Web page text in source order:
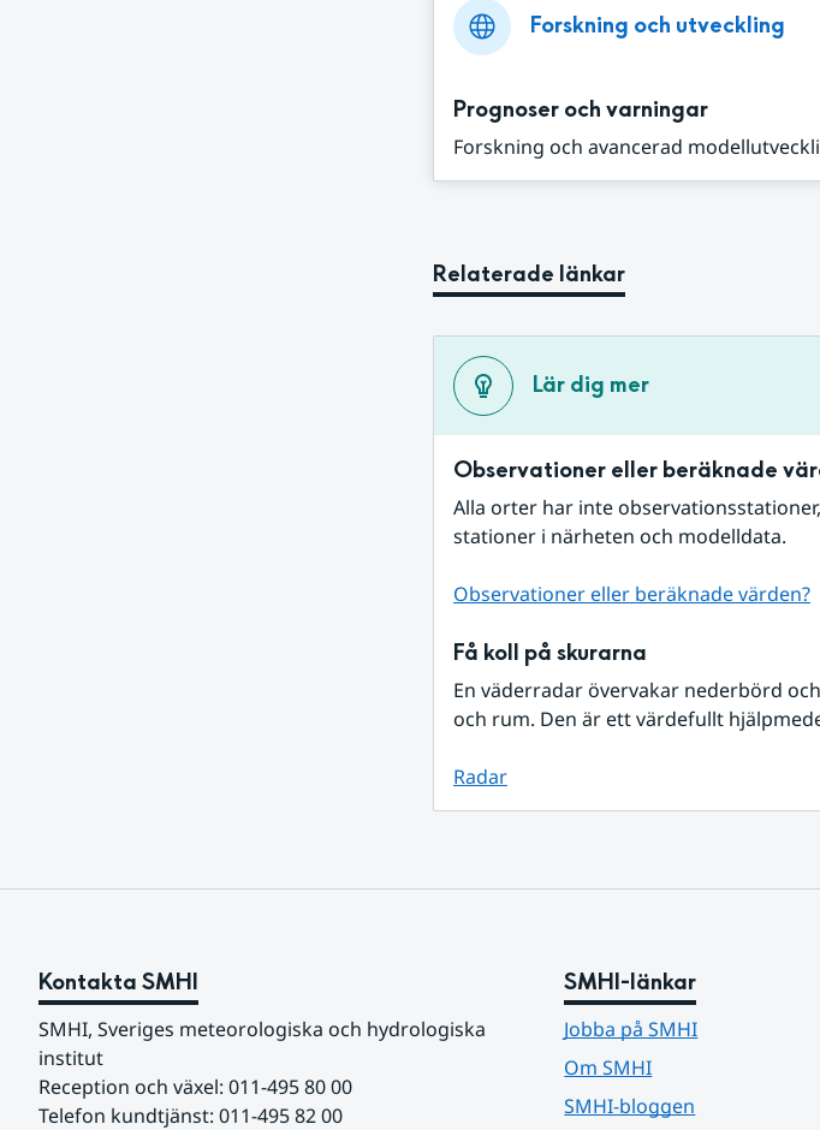
Forskning och utveckling
Prognoser och varningar
Forskning och avancerad
Relaterade länkar
Lär dig mer
Observationer eller beräknade
Alla orter har inte
stationer i närheten och modelldata.
Observationer eller beräknade värden?
Få koll på skurarna
En väderradar övervakar nederbörd
och rum. Den är ett värdefullt
Radar
Kontakta SMHI
SMHI, Sveriges meteorologiska och hydrologiska
institut
Reception och växel: 011-495 80 00
Telefon kundtjänst: 011-495 82 00
SMHI-länkar
Jobba på SMHI
Om SMHI
SMHI-bloggen